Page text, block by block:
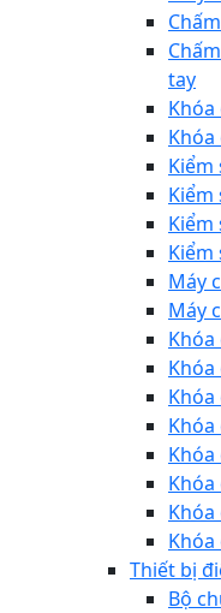
tay
Kiểm
Kiểm
Kiểm
Máy
Máy
Khóa
Khóa
Khóa
Khóa
Khóa
Thiết bị
Bộ